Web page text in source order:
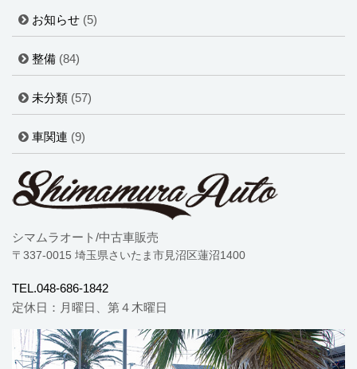
お知らせ (5)
整備 (84)
未分類 (57)
車関連 (9)
シマムラオート/中古車販売
〒337-0015 埼玉県さいたま市見沼区蓮沼1400
TEL.048-686-1842
定休日：月曜日、第４木曜日